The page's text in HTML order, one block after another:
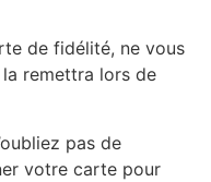
de fidélité, ne vous
remettra lors de
pas de
votre carte pour